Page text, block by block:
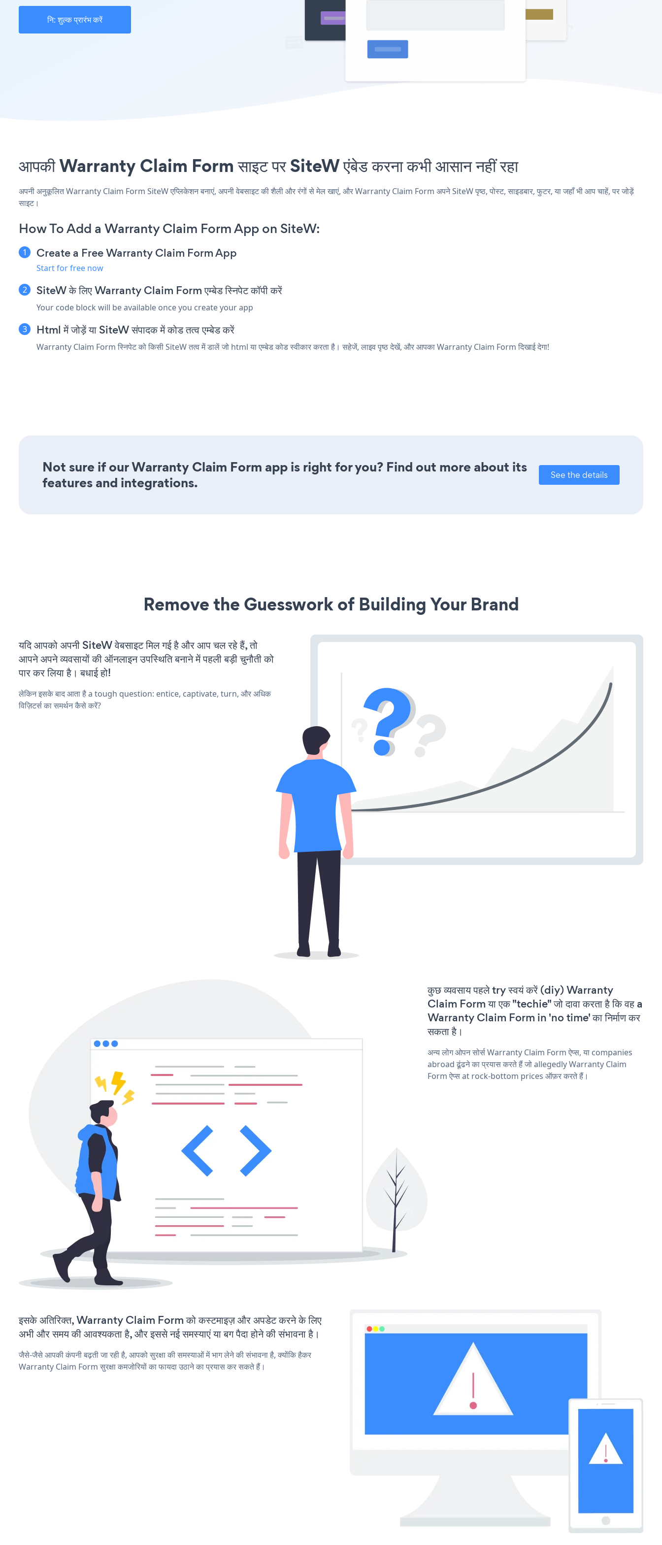
नि: शुल्क प्रारंभ करें
आपकी Warranty Claim Form साइट पर SiteW एंबेड करना कभी आसान नहीं रहा
अपनी अनुकूलित Warranty Claim Form SiteW एप्लिकेशन बनाएं, अपनी वेबसाइट की शैली और रंगों से मेल खाएं, और Warranty Claim Form अपने SiteW पृष्ठ, पोस्ट, साइडबार, फुटर, या जहाँ भी आप चाहें, पर जोड़ें
साइट।
How To Add a Warranty Claim Form App on SiteW:
Create a Free Warranty Claim Form App
Start for free now
SiteW के लिए Warranty Claim Form एम्बेड स्निपेट कॉपी करें
Your code block will be available once you create your app
Html में जोड़ें या SiteW संपादक में कोड तत्व एम्बेड करें
Warranty Claim Form स्निपेट को किसी SiteW तत्व में डालें जो html या एम्बेड कोड स्वीकार करता है। सहेजें, लाइव पृष्ठ देखें, और आपका Warranty Claim Form दिखाई देगा!
Not sure if our Warranty Claim Form app is right for you? Find out more about its
features and integrations.
See the details
Remove the Guesswork of Building Your Brand
यदि आपको अपनी SiteW वेबसाइट मिल गई है और आप चल रहे हैं, तो
आपने अपने व्यवसायों की ऑनलाइन उपस्थिति बनाने में पहली बड़ी चुनौती को
पार कर लिया है। बधाई हो!
लेकिन इसके बाद आता है a tough question: entice, captivate, turn, और अधिक
विज़िटर्स का समर्थन कैसे करें?
कुछ व्यवसाय पहले try स्वयं करें (diy) Warranty
Claim Form या एक "techie" जो दावा करता है कि वह a
Warranty Claim Form in 'no time' का निर्माण कर
सकता है।
अन्य लोग ओपन सोर्स Warranty Claim Form ऐप्स, या companies
abroad ढूंढने का प्रयास करते हैं जो allegedly Warranty Claim
Form ऐप्स at rock-bottom prices ऑफ़र करते हैं।
इसके अतिरिक्त, Warranty Claim Form को कस्टमाइज़ और अपडेट करने के लिए
अभी और समय की आवश्यकता है, और इससे नई समस्याएं या बग पैदा होने की संभावना है।
जैसे-जैसे आपकी कंपनी बढ़ती जा रही है, आपको सुरक्षा की समस्याओं में भाग लेने की संभावना है, क्योंकि हैकर
Warranty Claim Form सुरक्षा कमजोरियों का फायदा उठाने का प्रयास कर सकते हैं।